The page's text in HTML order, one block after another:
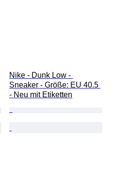
Nike - Dunk Low -
Sneaker - Größe: EU 40.5
- Neu mit Etiketten